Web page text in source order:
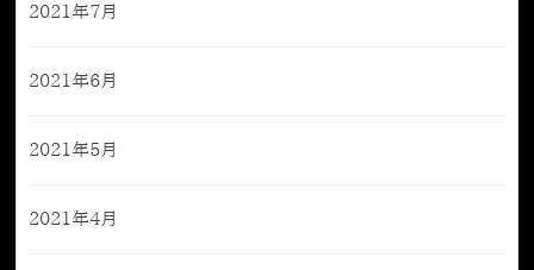
2021年7月
2021年6月
2021年5月
2021年4月